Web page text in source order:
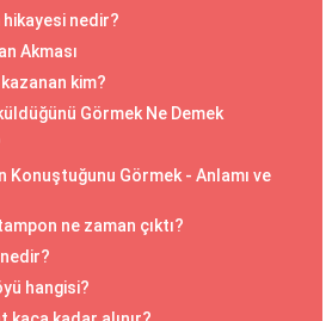
nedir?
Akması
kazanan kim?
Görmek Ne Demek
Konuştuğunu Görmek - Anlamı ve
ne zaman çıktı?
hangisi?